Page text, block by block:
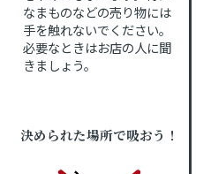
なまものなどの売り物には
手を触れないでください。
必要なときはお店の人に聞
きましょう。
決められた場所で吸おう！